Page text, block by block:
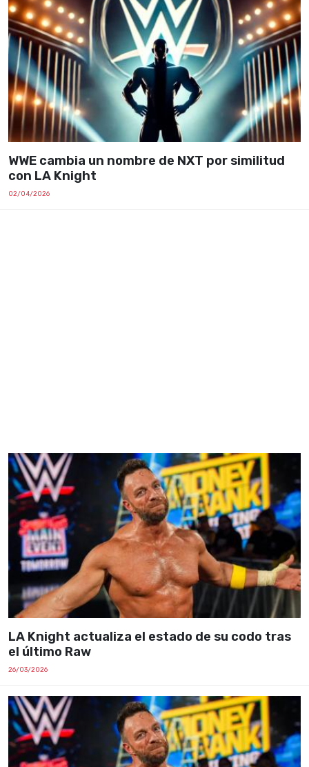
WWE cambia un nombre de NXT por similitud
con LA Knight
02/04/2026
LA Knight actualiza el estado de su codo tras
el último Raw
26/03/2026